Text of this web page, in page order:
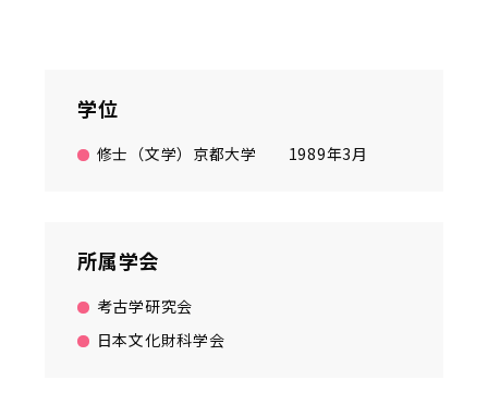
学位
修士（文学）京都大学 1989年3月
所属学会
考古学研究会
日本文化財科学会